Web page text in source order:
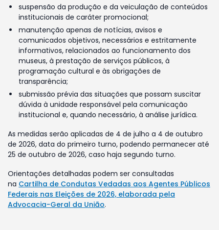
suspensão da produção e da veiculação de conteúdos
institucionais de caráter promocional;
manutenção apenas de notícias, avisos e
comunicados objetivos, necessários e estritamente
informativos, relacionados ao funcionamento dos
museus, à prestação de serviços públicos, à
programação cultural e às obrigações de
transparência;
submissão prévia das situações que possam suscitar
dúvida à unidade responsável pela comunicação
institucional e, quando necessário, à análise jurídica.
As medidas serão aplicadas de 4 de julho a 4 de outubro
de 2026, data do primeiro turno, podendo permanecer até
25 de outubro de 2026, caso haja segundo turno.
Orientações detalhadas podem ser consultadas
na Cartilha de Condutas Vedadas aos Agentes Públicos
Federais nas Eleições de 2026, elaborada pela
Advocacia-Geral da União.